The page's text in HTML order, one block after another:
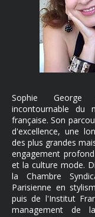
Sophie
incontournable du
française. Son
d'excellence, une
des plus grandes
engagement
et la culture mode.
la Chambre
Parisienne en
puis de l'Institut
management de